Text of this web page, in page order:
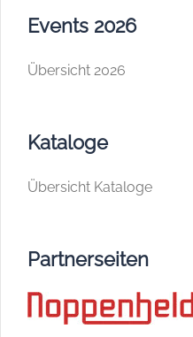
Events 2026
Übersicht 2026
Kataloge
Übersicht Kataloge
Partnerseiten